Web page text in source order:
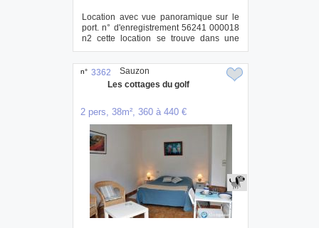
Location avec vue panoramique sur le
port. n° d'enregistrement 56241 000018
n2 cette location se trouve dans une
maiso...
n° 3362
Les cottages du golf
2 pers, 38m², 360 à 440 €
Sauzon